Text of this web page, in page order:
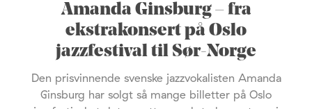
Amanda Ginsburg – fra
ekstrakonsert på Oslo
jazzfestival til Sør-Norge
Den prisvinnende svenske jazzvokalisten Amanda
Ginsburg har solgt så mange billetter på Oslo